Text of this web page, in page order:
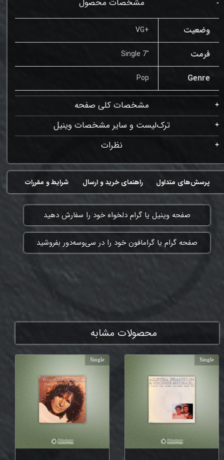
وضعیت +VG
فرمت "Single 7
Genre
Pop
مشخصات کلی صفحه
ترک‌لیست و سایر مشخصات وینیل
نظرات
شرایط و مقررات راهنمای خرید و ارسال پرسش‌های متداول
​صفحه وینیل یا گرام دلخواه خود را سفارش دهید
​صفحه گرام یا گرامافون خود را در سی‌وسه‌دور بفروشید
محصولات مشابه
Single
Single